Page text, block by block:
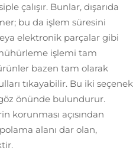
çalışır. Bunlar, dışarıda
bu da işlem süresini
elektronik parçalar gibi
işlemi tam
bazen tam olarak
tıkayabilir. Bu iki seçenek
önünde bulundurur.
korunması açısından
alanı dar olan,